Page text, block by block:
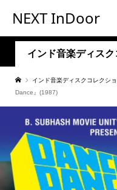
NEXT InDoor
インド音楽ディス
インド音楽ディスクコレクシ
Dance』(1987)